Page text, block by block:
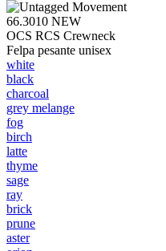
66.3010 NEW
OCS RCS Crewneck
Felpa pesante unisex
white
black
charcoal
grey melange
fog
birch
latte
thyme
sage
ray
brick
prune
aster